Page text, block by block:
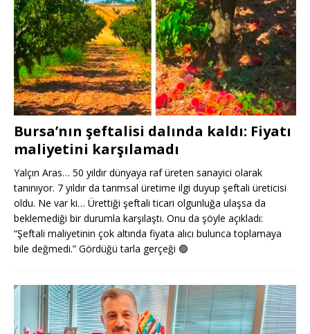
Bursa’nın şeftalisi dalında kaldı: Fiyatı
maliyetini karşılamadı
Yalçın Aras… 50 yıldır dünyaya raf üreten sanayici olarak
tanınıyor. 7 yıldır da tarımsal üretime ilgi duyup şeftali üreticisi
oldu. Ne var ki… Ürettiği şeftali ticari olgunluğa ulaşsa da
beklemediği bir durumla karşılaştı. Onu da şöyle açıkladı:
“Şeftali maliyetinin çok altında fiyata alıcı bulunca toplamaya
bile değmedi.” Gördüğü tarla gerçeği 🟢